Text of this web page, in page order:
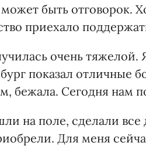
быть отговорок.
приехало
очень тяжелой.
показал отличные
бежала. Сегодня нам
на поле, сделали
Для меня